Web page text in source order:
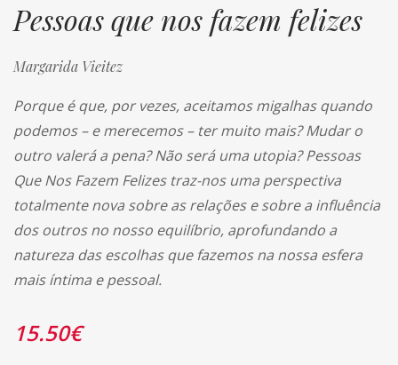
Pessoas que nos fazem felizes
Margarida Vieitez
Porque é que, por vezes, aceitamos migalhas quando
podemos – e merecemos – ter muito mais? Mudar o
outro valerá a pena? Não será uma utopia? Pessoas
Que Nos Fazem Felizes traz-nos uma perspectiva
totalmente nova sobre as relações e sobre a influência
dos outros no nosso equilíbrio, aprofundando a
natureza das escolhas que fazemos na nossa esfera
mais íntima e pessoal.
15.50€